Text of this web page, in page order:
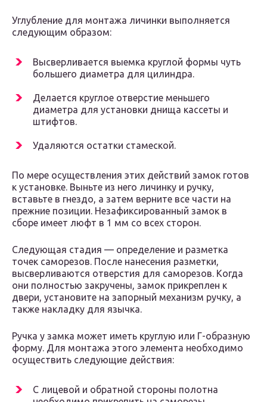
Углубление для монтажа личинки выполняется
следующим образом:
Высверливается выемка круглой формы чуть
большего диаметра для цилиндра.
Делается круглое отверстие меньшего
диаметра для установки днища кассеты и
штифтов.
Удаляются остатки стамеской.
По мере осуществления этих действий замок готов
к установке. Выньте из него личинку и ручку,
вставьте в гнездо, а затем верните все части на
прежние позиции. Незафиксированный замок в
сборе имеет люфт в 1 мм со всех сторон.
Следующая стадия — определение и разметка
точек саморезов. После нанесения разметки,
высверливаются отверстия для саморезов. Когда
они полностью закручены, замок прикреплен к
двери, установите на запорный механизм ручку, а
также накладку для язычка.
Ручка у замка может иметь круглую или Г-образную
форму. Для монтажа этого элемента необходимо
осуществить следующие действия:
С лицевой и обратной стороны полотна